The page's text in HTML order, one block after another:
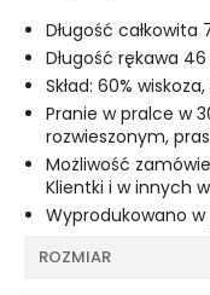
Długość całkowita
Długość rękawa
Skład: 60%
Pranie w pralce w
rozwieszonym,
Możliwość
Klientki i w innych
Wyprodukowano
ROZMIAR